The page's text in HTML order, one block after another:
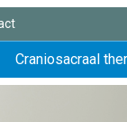
Craniosacraal